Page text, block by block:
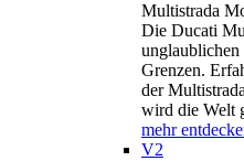
Multistrada
Die Ducati
unglaublichen
Grenzen.
der
wird die Welt
mehr
V2